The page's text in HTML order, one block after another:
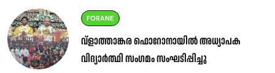
FORANE
വ്ളാത്താങ്കര ഫൊറോനായിൽ അധ്യാപക
വിദ്യാർത്ഥി സംഗമം സംഘടിപ്പിച്ചു